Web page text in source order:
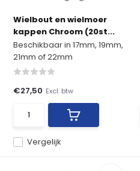
Wielbout en wielmoer
kappen Chroom (20st...
Beschikbaar in 17mm, 19mm,
21mm of 22mm
Vergelijk
€27,50 Excl. btw